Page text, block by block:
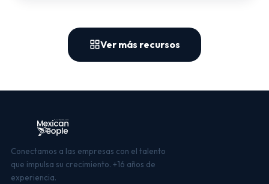
Ver más recursos
Conectamos a las empresas con el talento
que impulsa su crecimiento. +16 años de
experiencia.